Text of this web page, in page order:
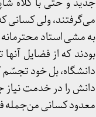
می‌گرفتند، ولی کسانی
به مشی استاد
بودند که از فضایل
دانشگاه، بل خود
دانش را در خدمت نیاز
معدود کسانی من‌جمله